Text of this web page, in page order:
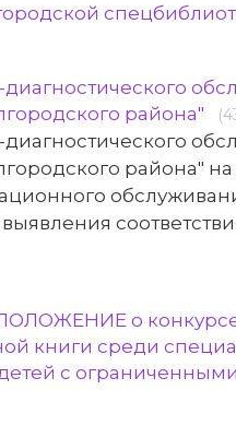
диагностического
района"
диагностического
района"
о конкурсе
книги среди
с